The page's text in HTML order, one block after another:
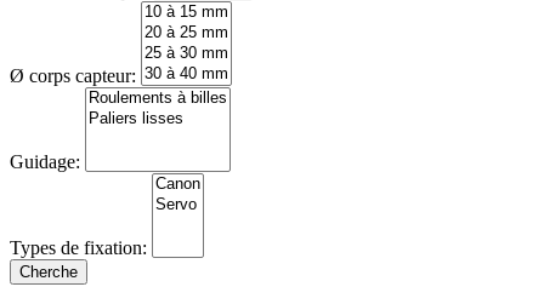
Ø corps capteur:
Guidage:
Types de fixation: